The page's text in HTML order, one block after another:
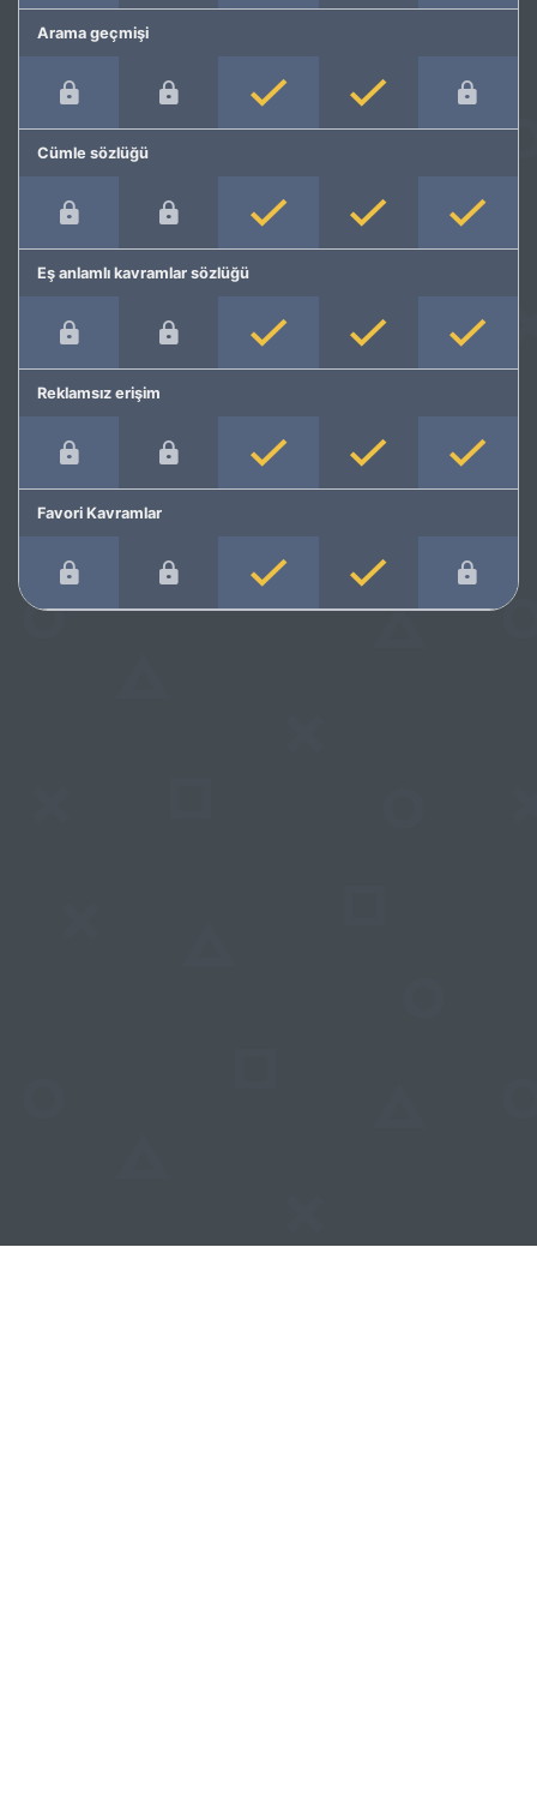
Arama geçmişi
Cümle sözlüğü
Eş anlamlı kavramlar sözlüğü
Reklamsız erişim
Favori Kavramlar